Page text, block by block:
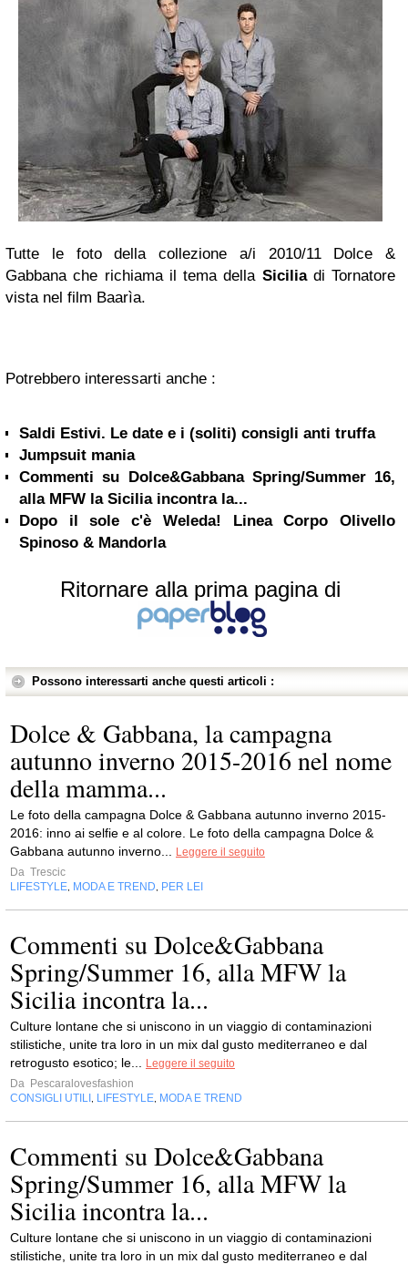
Tutte le foto della collezione a/i 2010/11 Dolce &
Gabbana che richiama il tema della Siciliadi Tornatore
vista nel film Baarìa.
Potrebbero interessarti anche :
Saldi Estivi. Le date e i (soliti) consigli anti truffa
Jumpsuit mania
Commenti su Dolce&Gabbana Spring/Summer 16,
alla MFW la Sicilia incontra la...
Dopo il sole c'è Weleda! Linea Corpo Olivello
Spinoso & Mandorla
Ritornare alla prima pagina di
Possono interessarti anche questi articoli :
Dolce & Gabbana, la campagna
autunno inverno 2015-2016 nel nome
della mamma...
Le foto della campagna Dolce & Gabbana autunno inverno 2015-
2016: inno ai selfie e al colore. Le foto della campagna Dolce &
Gabbana autunno inverno...
Leggere il seguito
Da Trescic
LIFESTYLE MODA E TREND PER LEI
Commenti su Dolce&Gabbana
Spring/Summer 16, alla MFW la
Sicilia incontra la...
Culture lontane che si uniscono in un viaggio di contaminazioni
stilistiche, unite tra loro in un mix dal gusto mediterraneo e dal
retrogusto esotico; le...
Leggere il seguito
Da Pescaralovesfashion
CONSIGLI UTILI
LIFESTYLE MODA E TREND
Commenti su Dolce&Gabbana
Spring/Summer 16, alla MFW la
Sicilia incontra la...
Culture lontane che si uniscono in un viaggio di contaminazioni
stilistiche, unite tra loro in un mix dal gusto mediterraneo e dal